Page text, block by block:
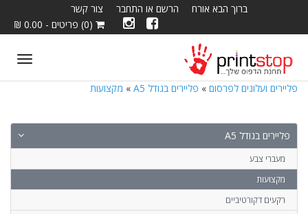
ברוך הבא אורח הרשם או התחבר
צור קשר
(0) פריטים - 0.00 ₪
פליירים ועלונים לפרסום » פליירים בגודל A5 » מקצועות
פליירים בגודל A5
מעברי צבע
מקצועות
רקעים דקורטיביים